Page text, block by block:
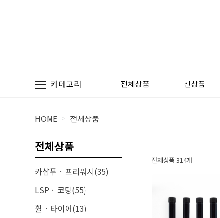
카테고리 전체상품 신상품
HOME > 전체상품
전체상품
카샴푸 · 프리워시(35)
LSP · 코팅(55)
휠 · 타이어(13)
전체상품 314개